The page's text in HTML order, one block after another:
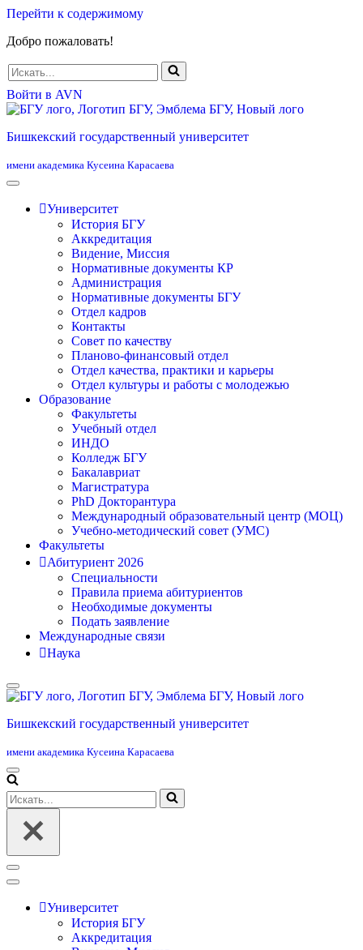
Перейти к содержимому
Добро пожаловать!
Искать...
Войти в AVN
Бишкекский государственный университет
имени академика Кусеина Карасаева
Университет
История БГУ
Аккредитация
Видение, Миссия
Нормативные документы КР
Администрация
Нормативные документы БГУ
Отдел кадров
Контакты
Совет по качеству
Планово-финансовый отдел
Отдел качества, практики и карьеры
Отдел культуры и работы с молодежью
Образование
Факультеты
Учебный отдел
ИНДО
Колледж БГУ
Бакалавриат
Магистратура
PhD Докторантура
Международный образовательный центр (МОЦ)
Учебно-методический совет (УМС)
Факультеты
Абитуриент 2026
Специальности
Правила приема абитуриентов
Необходимые документы
Подать заявление
Международные связи
Наука
Бишкекский государственный университет
имени академика Кусеина Карасаева
Меню
навигации
Искать...
Меню
навигации
Университет
История БГУ
Аккредитация